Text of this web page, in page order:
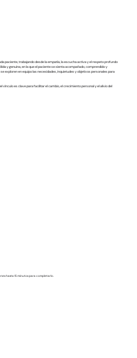
paciente, trabajando desde la empatía, la escucha activa y el respeto profundo
y genuina, en la que el paciente se sienta acompañado, comprendido y
exploren en equipo las necesidades, inquietudes y objetivos personales para
vínculo es clave para facilitar el cambio, el crecimiento personal y el alivio del
hasta 15 minutos para completarlo.